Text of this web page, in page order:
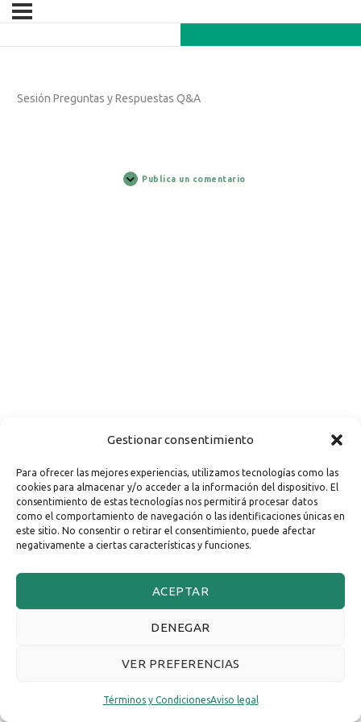
Gestionar consentimiento
Para ofrecer las mejores experiencias, utilizamos tecnologías como las
cookies para almacenar y/o acceder a la información del dispositivo. El
consentimiento de estas tecnologías nos permitirá procesar datos
como el comportamiento de navegación o las identificaciones únicas en
este sitio. No consentir o retirar el consentimiento, puede afectar
negativamente a ciertas características y funciones.
ACEPTAR
DENEGAR
VER PREFERENCIAS
Términos y CondicionesAviso legal
Sesión Preguntas y Respuestas Q&A
Publica un comentario